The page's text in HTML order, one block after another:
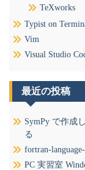
TeXworks
Typist on
Vim
Visual Studio
最近の投稿
SymPy で作成
る
fortran-
PC 実習室